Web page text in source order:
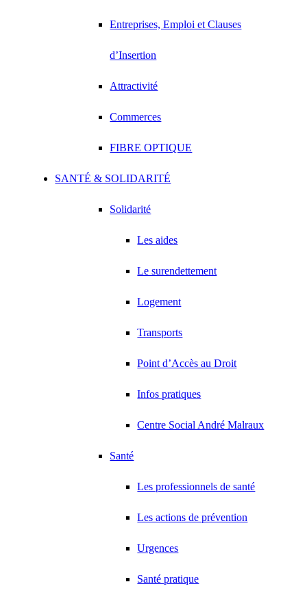
Entreprises, Emploi et Clauses
d’Insertion
Attractivité
Commerces
FIBRE OPTIQUE
SANTÉ & SOLIDARITÉ
Solidarité
Les aides
Le surendettement
Logement
Transports
Point d’Accès au Droit
Infos pratiques
Centre Social André Malraux
Santé
Les professionnels de santé
Les actions de prévention
Urgences
Santé pratique